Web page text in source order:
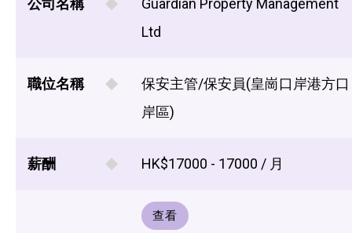
公司名稱
Guardian Property Management
Ltd
職位名稱
保安主管/保安員(皇崗口岸港方口
岸區)
薪酬 HK$17000 - 17000 / 月
查看